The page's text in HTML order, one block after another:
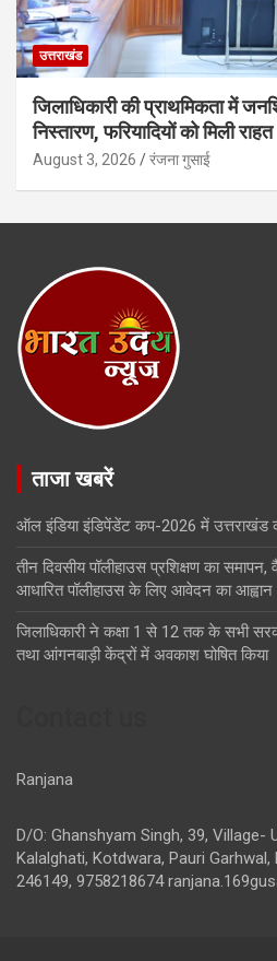
उत्तराखंड
जिलाधिकारी की प्राथमिकता में
निस्तारण, फरियादियों को मिली राहत
August 3, 2026 रंजना गुसाई
ताजा खबरें
ऑल इंडिया इंडिपेंडेंट कप-2026 में उत्तराखंड का
तीन दिवसीय पॉलीहाउस प्रशिक्षण का
आधारित पॉलीहाउस के लिए आवेदन का आह्वान
जिलाधिकारी ने कक्षा 1 से 12 तक के सभी
तथा आंगनबाड़ी केंद्रों में अवकाश घोषित किया
Ranjana
D/O: Ghanshyam Singh, 39,
Kalalghati, Kotdwara, Pauri
246149, 9758218674